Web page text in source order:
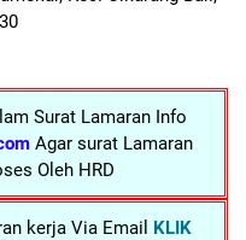
Surat Lamaran Info
Agar surat Lamaran
Oleh HRD
kerja Via Email KLIK